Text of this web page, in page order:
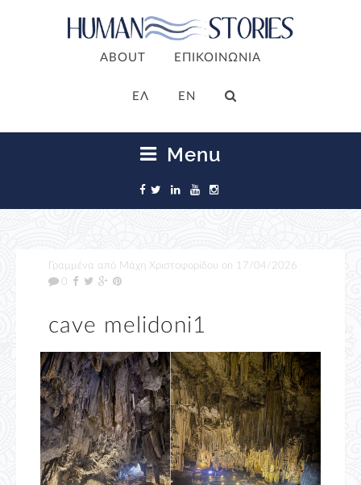
ABOUT ΕΠΙΚΟΙΝΩΝΙΑ
ΕΛ EN
Menu
Γραμμένα από Μάχη Χριστοφορίδου on 17/04/2026
0
cave melidoni1